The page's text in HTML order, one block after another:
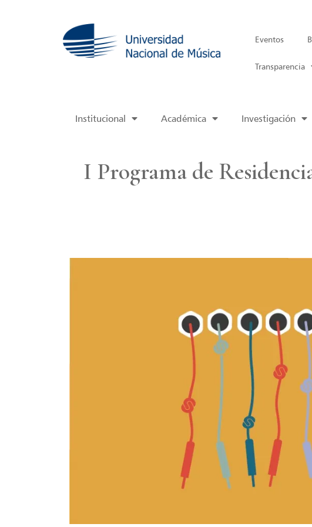
Eventos
Transparencia
Institucional Académica Investigación
I Programa de